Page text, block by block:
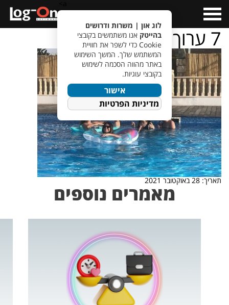
Menu
7 ערוך
תאריך: 28 באוקטובר 2021
מאמרים נוספים
לוג און | משרות ודרושים
בהייטק אנו משתמשים בקובצי
Cookie כדי לשפר את חוויית
המשתמש שלך. המשך השימוש
באתר מהווה הסכמה לשימוש
בקובצי עוגיות.
אישור
מדיניות הפרטיות